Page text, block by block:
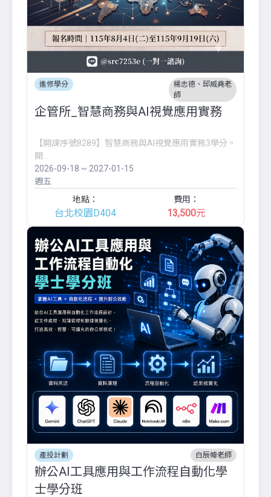
進修學分
楊志德、邱威堯老
師
企管所_智慧商務與AI視覺應用實務
【開課序號8289】智慧商務與AI視覺應用實務3學分。
開...
2026-09-18 ~ 2027-01-15
週五
地點：
台北校園D404
費用：
13,500元
產投計劃 白辰幃老師
辦公AI工具應用與工作流程自動化學
士學分班